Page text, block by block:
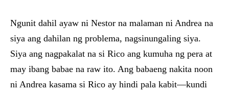
Ngunit dahil ayaw ni Nestor na malaman ni Andrea na
siya ang dahilan ng problema, nagsinungaling siya.
Siya ang nagpakalat na si Rico ang kumuha ng pera at
may ibang babae na raw ito. Ang babaeng nakita noon
ni Andrea kasama si Rico ay hindi pala kabit—kundi